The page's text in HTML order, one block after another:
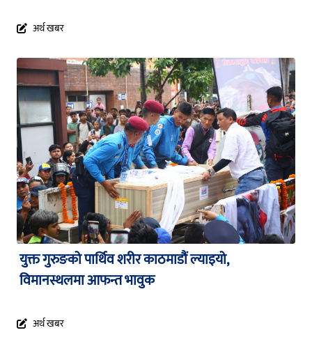
अर्थ खबर
युक्त गुरुङको पार्थिव शरीर काठमाडौं ल्याइयो,
विमानस्थलमा आफन्त भावुक
अर्थ खबर